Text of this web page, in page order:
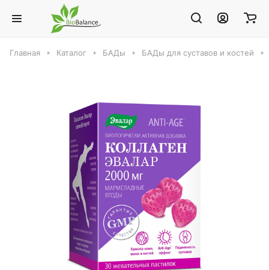
Главная Каталог БАДы БАДы для суставов и костей